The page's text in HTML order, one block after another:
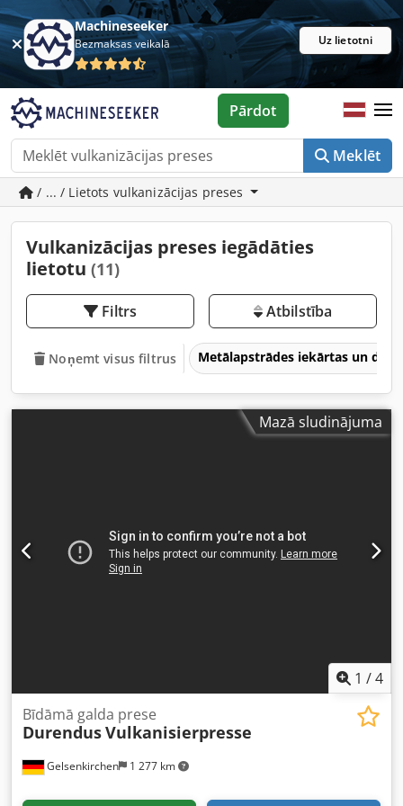
Machineseeker
Bezmaksas veikalā Uz lietotni
Meklēt
Pārdot
/ ... / Lietots vulkanizācijas preses
Vulkanizācijas preses iegādāties
lietotu (11)
Filtrs Atbilstība
Noņemt visus filtrus Metālapstrādes iekārtas un
Mazā sludinājuma
1 /4
Gelsenkirchen 1 277 km
Bīdāmā galda prese
DurendusVulkanisierpresse